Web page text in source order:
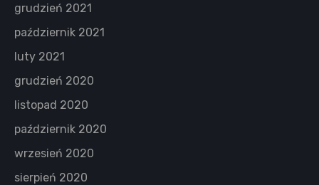
grudzień 2021
październik 2021
luty 2021
grudzień 2020
listopad 2020
październik 2020
wrzesień 2020
sierpień 2020